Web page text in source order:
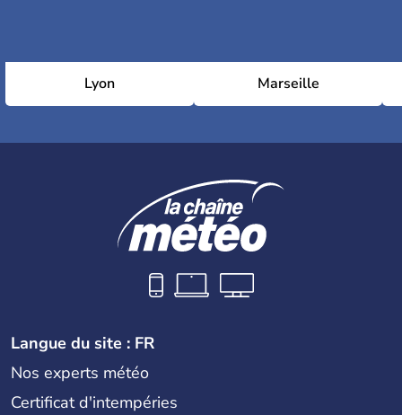
Lyon Marseille
Langue du site : FR
Nos experts météo
Certificat d'intempéries